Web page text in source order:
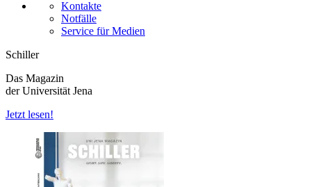
Kontakte
Notfälle
Service für Medien
Schiller
Das Magazin
der Universität Jena
Jetzt lesen!